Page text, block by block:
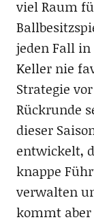
viel Raum
jeden Fall
Keller nie
Strategie
Rückrunde
dieser
entwickelt,
knappe
verwalten
kommt aber